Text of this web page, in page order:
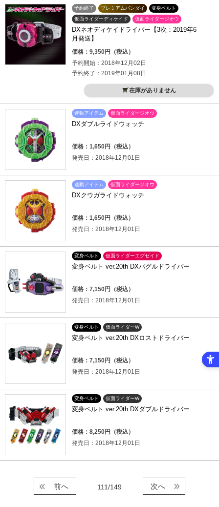
予約終了 プレミアムバンダイ
変身ベルト
仮面ライダーディケイド
仮面ライダージオウ
DXネオディケイドライバー【3次：2019年6
月発送】
価格：9,350円（税込）
予約開始：2018年12月02日
予約終了：2019年01月08日
在庫がありません
連動アイテム 仮面ライダージオウ
DXダブルライドウォッチ
価格：1,650円（税込）
発売日：2018年12月01日
連動アイテム 仮面ライダージオウ
DXクウガライドウォッチ
価格：1,650円（税込）
発売日：2018年12月01日
変身ベルト 仮面ライダーエグゼイド
変身ベルト ver.20th DXバグルドライバー
価格：7,150円（税込）
発売日：2018年12月01日
変身ベルト 仮面ライダーW
変身ベルト ver.20th DXロストドライバー
価格：7,150円（税込）
発売日：2018年12月01日
変身ベルト 仮面ライダーW
変身ベルト ver.20th DXダブルドライバー
価格：8,250円（税込）
発売日：2018年12月01日
111/149
前へ 次へ